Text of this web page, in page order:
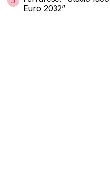
Euro 2032”